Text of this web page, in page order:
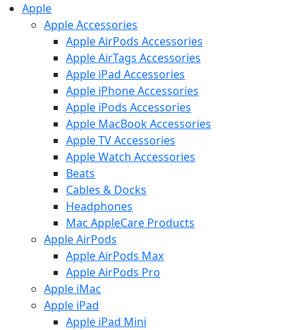
Apple
Apple Accessories
Apple AirPods Accessories
Apple AirTags Accessories
Apple iPad Accessories
Apple iPhone Accessories
Apple iPods Accessories
Apple MacBook Accessories
Apple TV Accessories
Apple Watch Accessories
Beats
Cables & Docks
Headphones
Mac AppleCare Products
Apple AirPods
Apple AirPods Max
Apple AirPods Pro
Apple iMac
Apple iPad
Apple iPad Mini